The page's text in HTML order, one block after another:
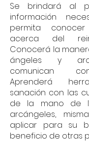
Se brindará al
información
permita
acerca del
Conocerá la
ángeles y
comunican
Aprenderá
sanación con las
de la mano de
arcángeles,
aplicar para su
beneficio de otras